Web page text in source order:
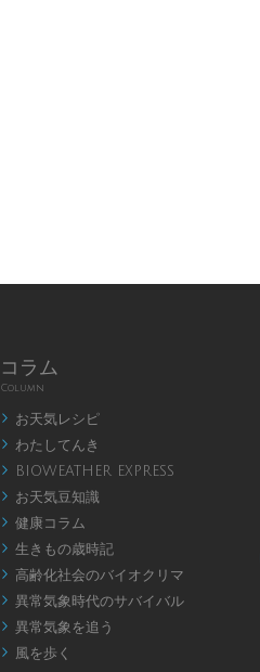
コラム
Column
 お天気レシピ
 わたしてんき
 BIOWEATHER EXPRESS
 お天気豆知識
 健康コラム
 生きもの歳時記
 高齢化社会のバイオクリマ
 異常気象時代のサバイバル
 異常気象を追う
 風を歩く